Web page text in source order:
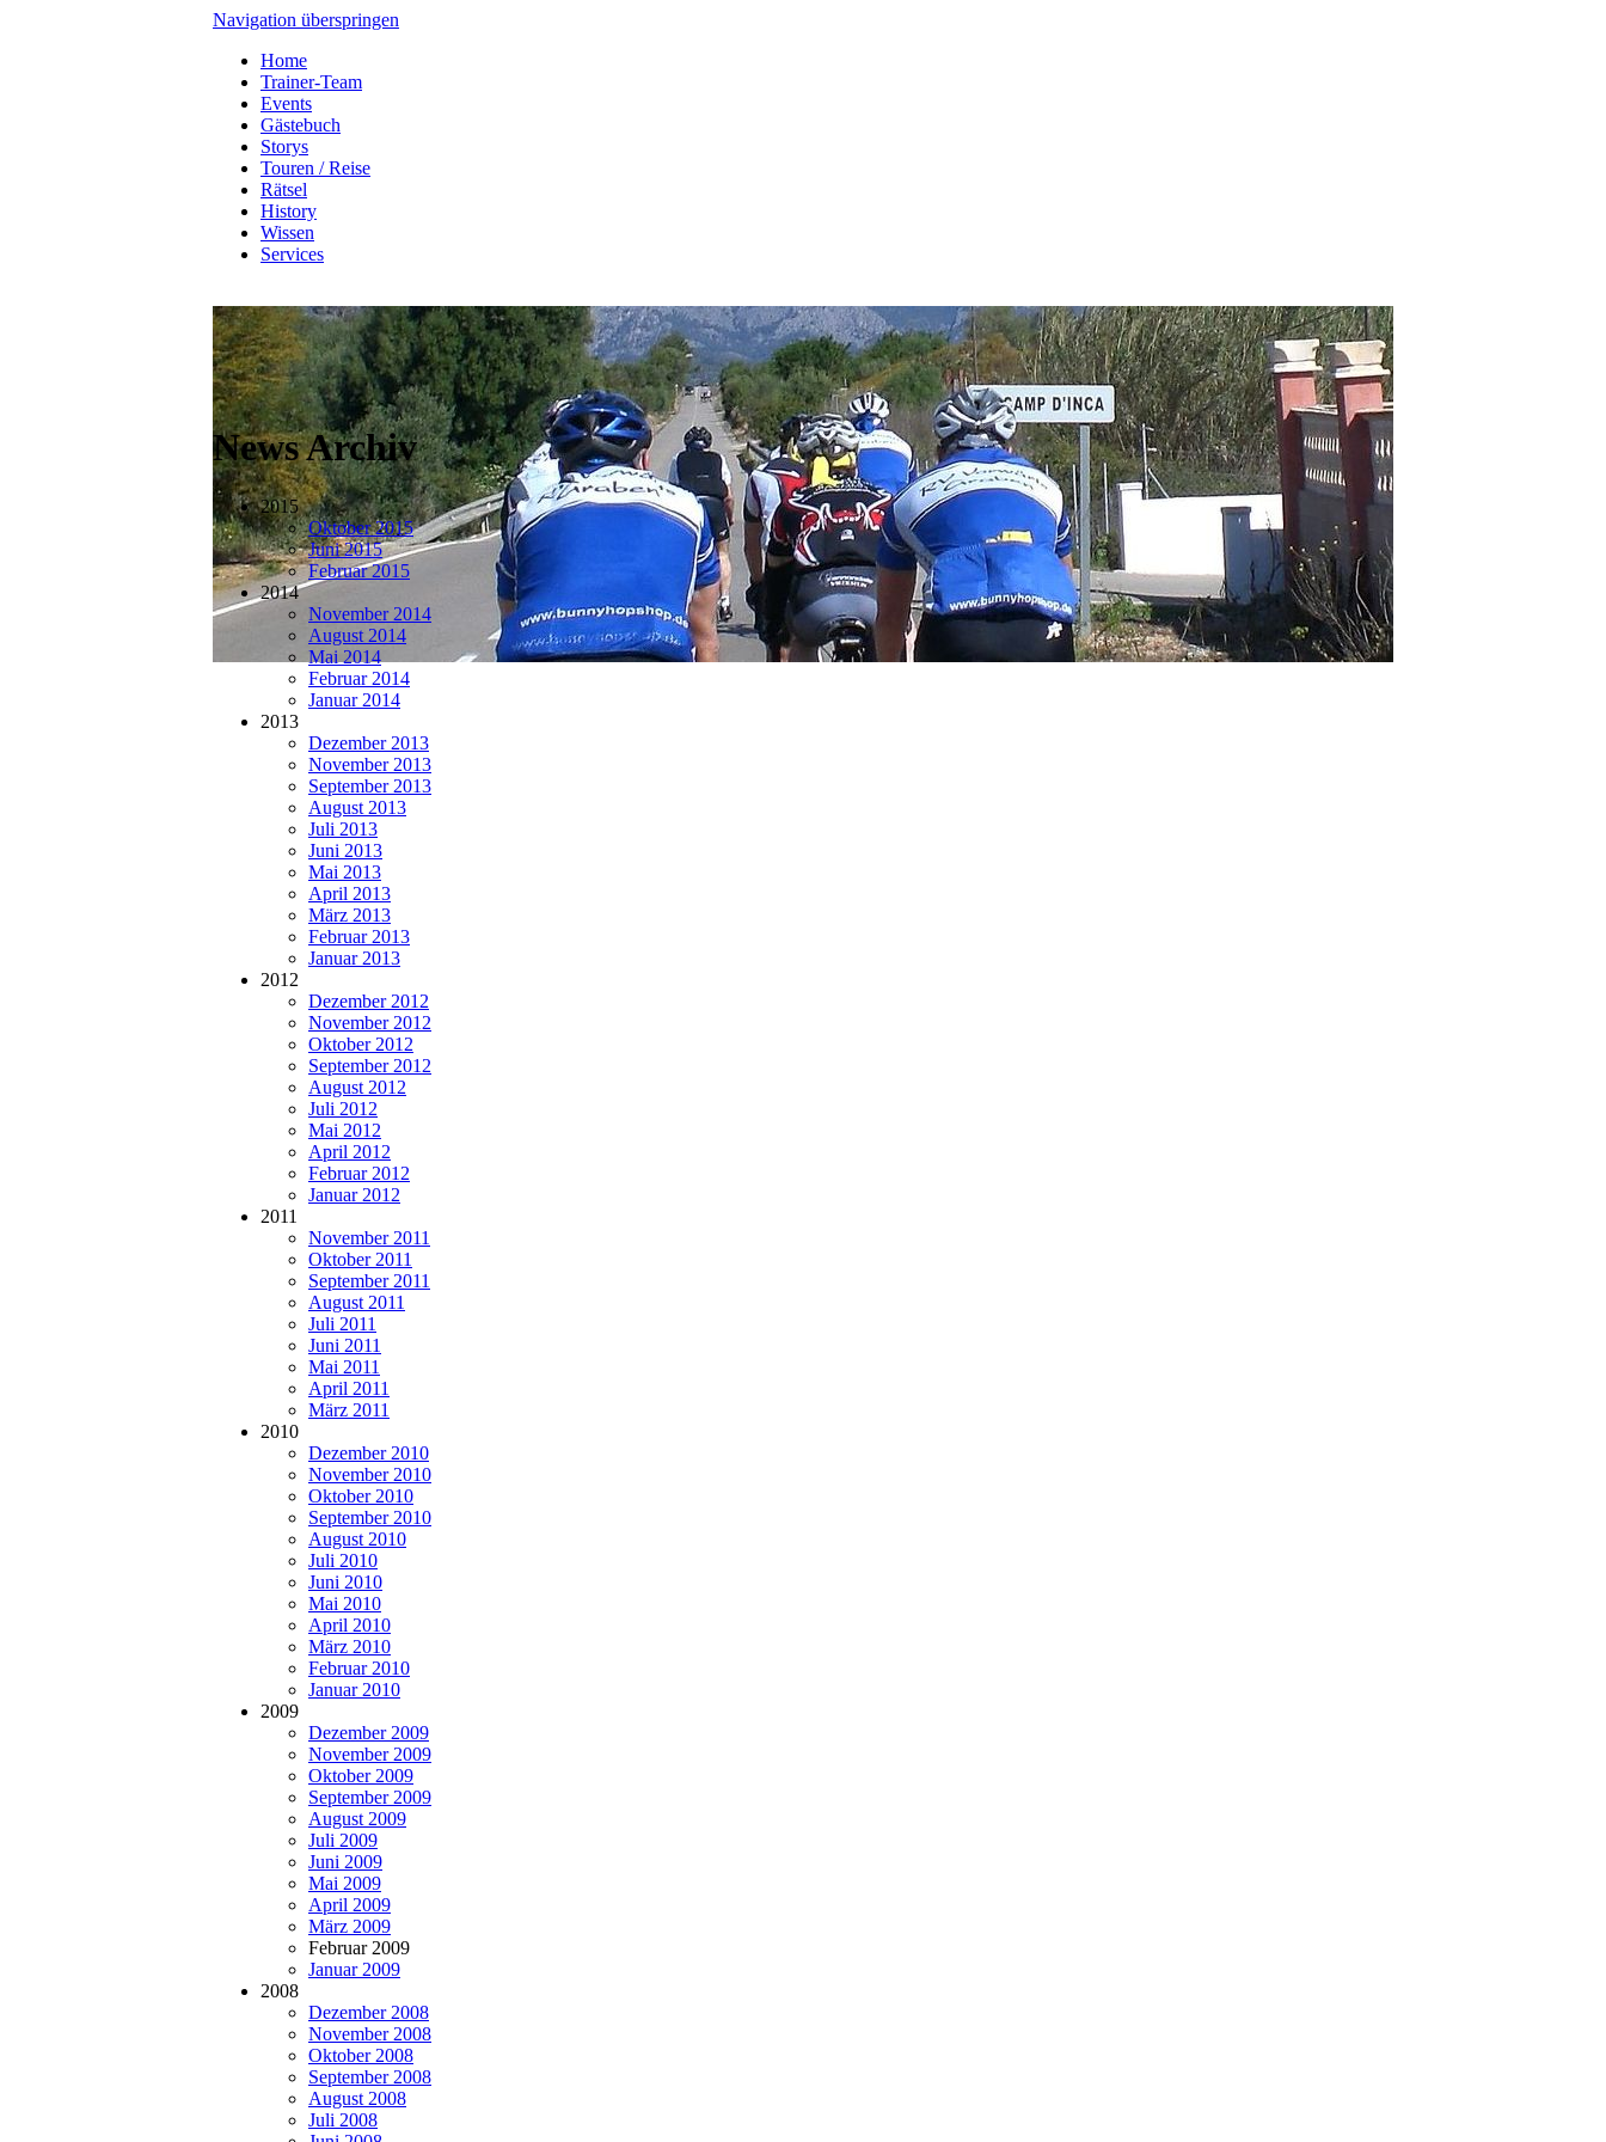
Navigation überspringen
Home
Trainer-Team
Events
Gästebuch
Storys
Touren / Reise
Rätsel
History
Wissen
Services
News Archiv
2015
Oktober 2015
Juni 2015
Februar 2015
2014
November 2014
August 2014
Mai 2014
Februar 2014
Januar 2014
2013
Dezember 2013
November 2013
September 2013
August 2013
Juli 2013
Juni 2013
Mai 2013
April 2013
März 2013
Februar 2013
Januar 2013
2012
Dezember 2012
November 2012
Oktober 2012
September 2012
August 2012
Juli 2012
Mai 2012
April 2012
Februar 2012
Januar 2012
2011
November 2011
Oktober 2011
September 2011
August 2011
Juli 2011
Juni 2011
Mai 2011
April 2011
März 2011
2010
Dezember 2010
November 2010
Oktober 2010
September 2010
August 2010
Juli 2010
Juni 2010
Mai 2010
April 2010
März 2010
Februar 2010
Januar 2010
2009
Dezember 2009
November 2009
Oktober 2009
September 2009
August 2009
Juli 2009
Juni 2009
Mai 2009
April 2009
März 2009
Februar 2009
Januar 2009
2008
Dezember 2008
November 2008
Oktober 2008
September 2008
August 2008
Juli 2008